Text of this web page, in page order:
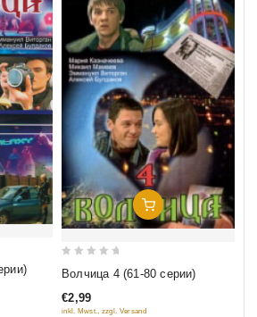
В Корзину Добавить В Корзину
of
Волчица 4 (61-80 серии)
€2,99
inkl. Mwst., zzgl. Versand